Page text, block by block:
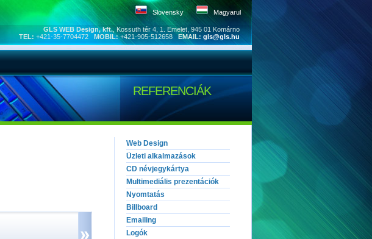
GLS WEB Design, kft., Kossuth tér 4, 1. Emelet, 945 01 Komárno
TEL: +421-35-7704472 MOBIL:+421-905-512658 EMAIL: gls@gls.hu
Slovensky Magyarul
REFERENCIÁK
Web Design
Üzleti alkalmazások
CD névjegykártya
Multimediális prezentációk
Nyomtatás
Billboard
Emailing
Logók